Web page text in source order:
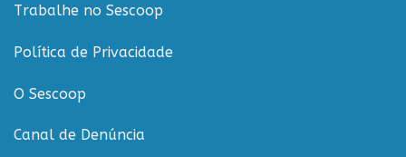
Trabalhe no Sescoop
Política de Privacidade
O Sescoop
Canal de Denúncia